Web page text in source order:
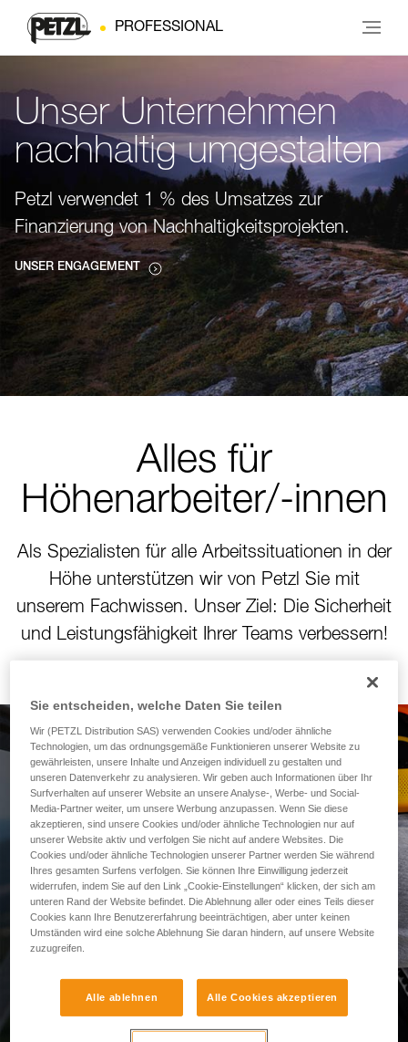
PROFESSIONAL
Unser Unternehmen
nachhaltig umgestalten
Petzl verwendet 1 % des Umsatzes zur
Finanzierung von Nachhaltigkeitsprojekten.
UNSER ENGAGEMENT
Alles für
Höhenarbeiter/-innen
Als Spezialisten für alle Arbeitssituationen in der
Höhe unterstützen wir von Petzl Sie mit
unserem Fachwissen. Unser Ziel: Die Sicherheit
und Leistungsfähigkeit Ihrer Teams verbessern!
Neues Modul zur
Berechnung des
Sturzraumes
Nutzen Sie unser Tool zur
Sturzraumberechnung
ZUR BERECHNUNG DES STURZRAUMES
Sie entscheiden, welche Daten Sie teilen
Wir (PETZL Distribution SAS) verwenden Cookies und/oder ähnliche
Technologien, um das ordnungsgemäße Funktionieren unserer Website zu
gewährleisten, unsere Inhalte und Anzeigen individuell zu gestalten und
unseren Datenverkehr zu analysieren. Wir geben auch Informationen über Ihr
Surfverhalten auf unserer Website an unsere Analyse-, Werbe- und Social-
Media-Partner weiter, um unsere Werbung anzupassen. Wenn Sie diese
akzeptieren, sind unsere Cookies und/oder ähnliche Technologien nur auf
unserer Website aktiv und verfolgen Sie nicht auf andere Websites. Die
Cookies und/oder ähnliche Technologien unserer Partner werden Sie während
Ihres gesamten Surfens verfolgen. Sie können Ihre Einwilligung jederzeit
widerrufen, indem Sie auf den Link „Cookie-Einstellungen“ klicken, der sich am
unteren Rand der Website befindet. Die Ablehnung aller oder eines Teils dieser
Cookies kann Ihre Benutzererfahrung beeinträchtigen, aber unter keinen
Umständen wird eine solche Ablehnung Sie daran hindern, auf unsere Website
zuzugreifen.
Alle ablehnen Alle Cookies akzeptieren